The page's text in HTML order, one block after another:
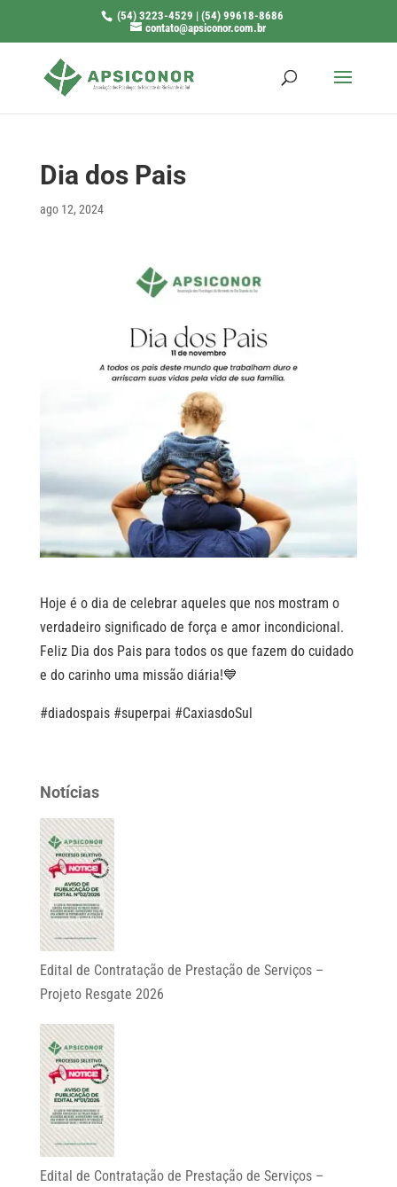
(54) 3223-4529 | (54) 99618-8686
contato@apsiconor.com.br
Dia dos Pais
ago 12, 2024
Hoje é o dia de celebrar aqueles que nos mostram o
verdadeiro significado de força e amor incondicional.
Feliz Dia dos Pais para todos os que fazem do cuidado
e do carinho uma missão diária!💙
#diadospais #superpai #CaxiasdoSul
Notícias
Edital de Contratação de Prestação de Serviços –
Projeto Resgate 2026
Edital de Contratação de Prestação de Serviços –